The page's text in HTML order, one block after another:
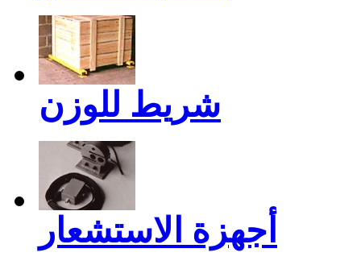
شريط للوزن
أجهزة الاستشعار